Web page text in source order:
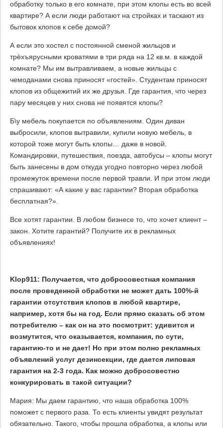
обработку только в его комнате, при этом клопы есть во всей
квартире? А если люди работают на стройках и таскают из
бытовок клопов к себе домой?
А если это хостел с постоянной сменой жильцов и
трёхъярусными кроватями в три ряда на 12 кв.м. в каждой
комнате? Мы им вытравливаем, а новые жильцы с
чемоданами снова приносят «гостей». Студентам приносят
клопов из общежитий их же друзья. Где гарантия, что через
пару месяцев у них снова не появятся клопы?
Б\у мебель покупается по объявлениям. Один диван
выбросили, клопов вытравили, купили новую мебель, в
которой тоже могут быть клопы… даже в новой.
Командировки, путешествия, поезда, автобусы – клопы могут
быть занесены в дом откуда угодно повторно через любой
промежуток времени после первой травли. И при этом люди
спрашивают: «А какие у вас гарантии? Вторая обработка
бесплатная?».
Все хотят гарантии. В любом бизнесе то, что хочет клиент –
закон. Хотите гарантий? Получите их в рекламных
объявлениях!
Klop911: Получается, что добросовестная компания
после проведенной обработки не может дать 100%-й
гарантии отсутствия клопов в любой квартире,
например, хотя бы на год. Если прямо сказать об этом
потребителю – как он на это посмотрит: удивится и
возмутится, что оказывается, компания, по сути,
гарантию-то и не дает! Но при этом полно рекламных
объявлений услуг дезинсекции, где дается липовая
гарантия на 2-3 года. Как можно добросовестно
конкурировать в такой ситуации?
Мария: Мы даем гарантию, что наша обработка 100%
поможет с первого раза. То есть клиенты увидят результат
обязательно. Такого, чтобы прошла обработка, а клопы или